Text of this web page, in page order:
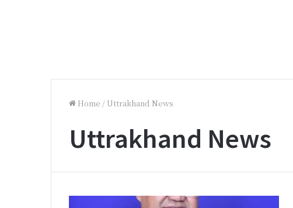
Home / Uttrakhand News
Uttrakhand News